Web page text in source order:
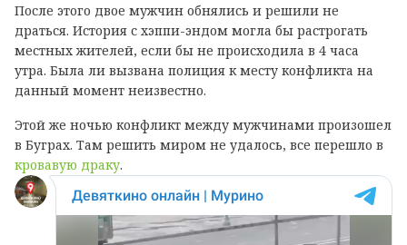
После этого двое мужчин обнялись и решили не
драться. История с хэппи-эндом могла бы растрогать
местных жителей, если бы не происходила в 4 часа
утра. Была ли вызвана полиция к месту конфликта на
данный момент неизвестно.
Этой же ночью конфликт между мужчинами произошел
в Буграх. Там решить миром не удалось, все перешло в
кровавую драку.